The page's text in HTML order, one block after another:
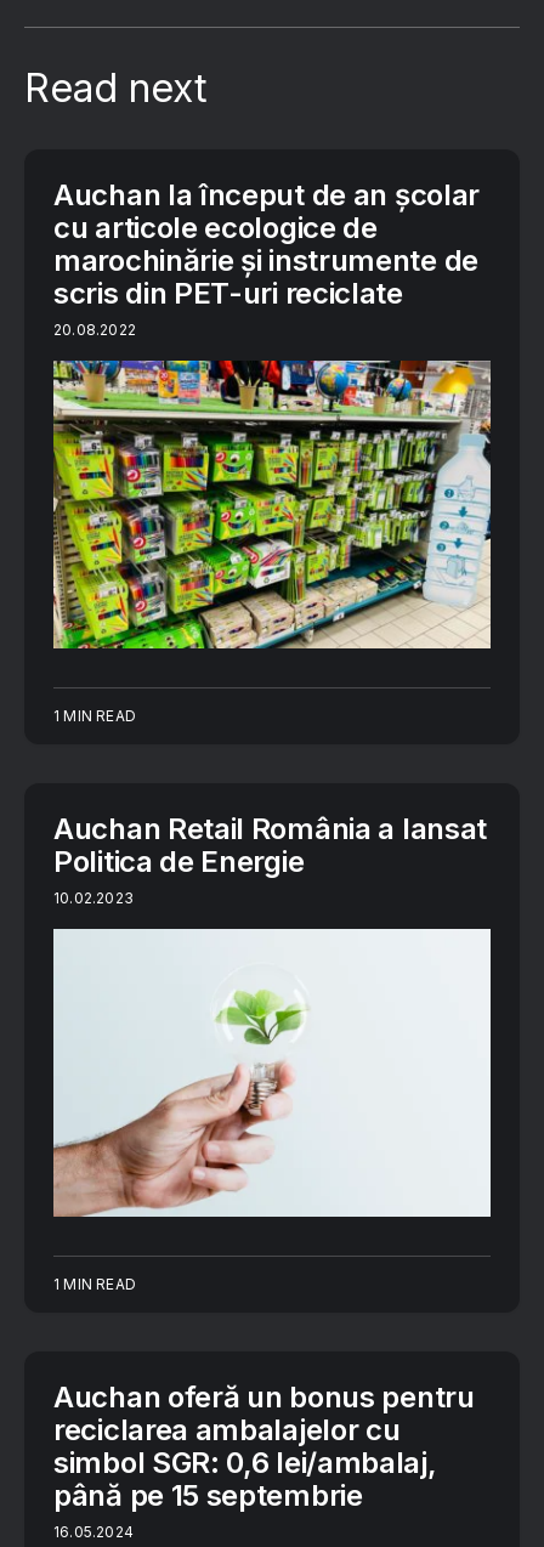
Read next
Auchan la început de an școlar
cu articole ecologice de
marochinărie și instrumente de
scris din PET-uri reciclate
20.08.2022
1 MIN READ
Auchan Retail România a lansat
Politica de Energie
10.02.2023
1 MIN READ
Auchan oferă un bonus pentru
reciclarea ambalajelor cu
simbol SGR: 0,6 lei/ambalaj,
până pe 15 septembrie
16.05.2024